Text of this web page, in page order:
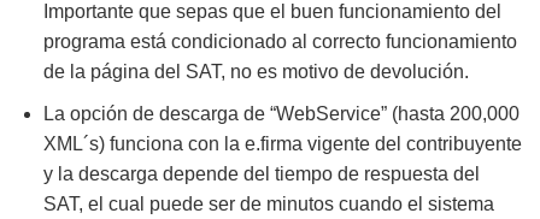
Importante que sepas que el buen funcionamiento del
programa está condicionado al correcto funcionamiento
de la página del SAT, no es motivo de devolución.
La opción de descarga de “WebService” (hasta 200,000
XML´s) funciona con la e.firma vigente del contribuyente
y la descarga depende del tiempo de respuesta del
SAT, el cual puede ser de minutos cuando el sistema